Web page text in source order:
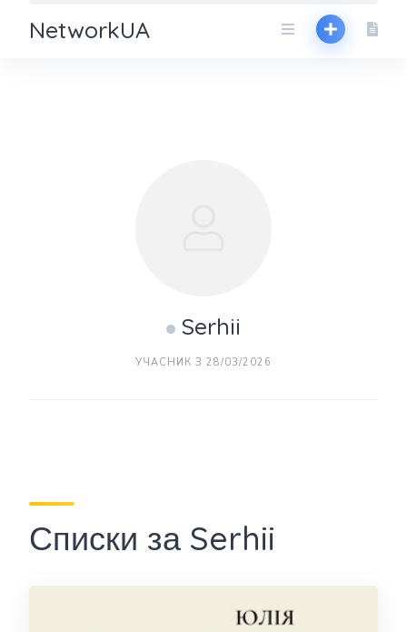
NetworkUA
Serhii
УЧАСНИК З 28/03/2026
Списки за Serhii